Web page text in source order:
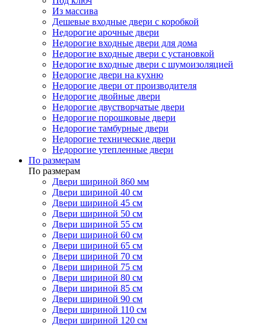
Из массива
Дешевые входные двери с коробкой
Недорогие арочные двери
Недорогие входные двери для дома
Недорогие входные двери с установкой
Недорогие входные двери с шумоизоляцией
Недорогие двери на кухню
Недорогие двери от производителя
Недорогие двойные двери
Недорогие двустворчатые двери
Недорогие порошковые двери
Недорогие тамбурные двери
Недорогие технические двери
Недорогие утепленные двери
По размерам
По размерам
Двери шириной 860 мм
Двери шириной 40 см
Двери шириной 45 см
Двери шириной 50 см
Двери шириной 55 см
Двери шириной 60 см
Двери шириной 65 см
Двери шириной 70 см
Двери шириной 75 см
Двери шириной 80 см
Двери шириной 85 см
Двери шириной 90 см
Двери шириной 110 см
Двери шириной 120 см